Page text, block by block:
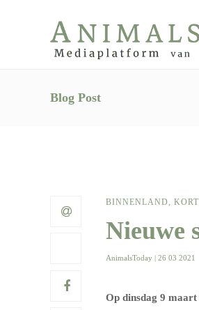
Blog Post
BINNENLAND, KORT
Nieuwe
AnimalsToday | 26 03 2021
Op dinsdag 9 maart